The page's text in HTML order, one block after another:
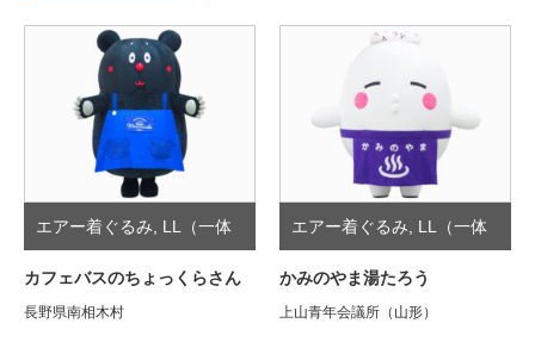
エアー着ぐるみ LL（一体
型）
カフェバスのちょっくらさん
長野県南相木村
エアー着ぐるみ LL（一体
型）
かみのやま湯たろう
上山青年会議所（山形）